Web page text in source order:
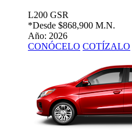
L200 GSR
*Desde $868,900 M.N.
Año: 2026
CONÓCELO COTÍZALO